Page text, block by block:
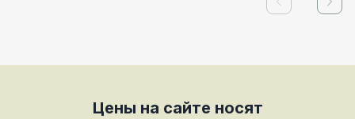
Previous
Цены на сайте носят